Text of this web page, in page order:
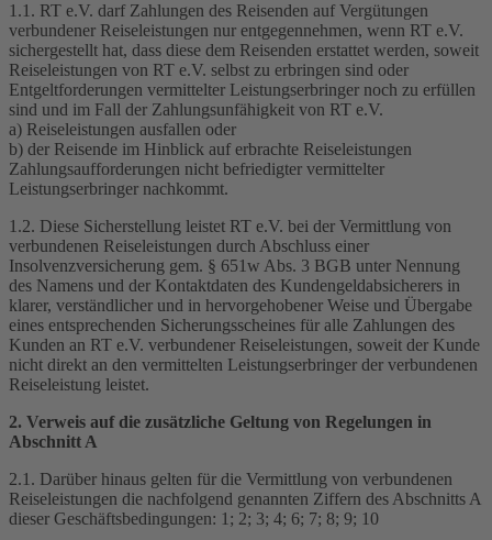
1.1. RT e.V. darf Zahlungen des Reisenden auf Vergütungen
verbundener Reiseleistungen nur entgegennehmen, wenn RT e.V.
sichergestellt hat, dass diese dem Reisenden erstattet werden, soweit
Reiseleistungen von RT e.V. selbst zu erbringen sind oder
Entgeltforderungen vermittelter Leistungserbringer noch zu erfüllen
sind und im Fall der Zahlungsunfähigkeit von RT e.V.
a) Reiseleistungen ausfallen oder
b) der Reisende im Hinblick auf erbrachte Reiseleistungen
Zahlungsaufforderungen nicht befriedigter vermittelter
Leistungserbringer nachkommt.
1.2. Diese Sicherstellung leistet RT e.V. bei der Vermittlung von
verbundenen Reiseleistungen durch Abschluss einer
Insolvenzversicherung gem. § 651w Abs. 3 BGB unter Nennung
des Namens und der Kontaktdaten des Kundengeldabsicherers in
klarer, verständlicher und in hervorgehobener Weise und Übergabe
eines entsprechenden Sicherungsscheines für alle Zahlungen des
Kunden an RT e.V. verbundener Reiseleistungen, soweit der Kunde
nicht direkt an den vermittelten Leistungserbringer der verbundenen
Reiseleistung leistet.
2. Verweis auf die zusätzliche Geltung von Regelungen in
Abschnitt A
2.1. Darüber hinaus gelten für die Vermittlung von verbundenen
Reiseleistungen die nachfolgend genannten Ziffern des Abschnitts A
dieser Geschäftsbedingungen: 1; 2; 3; 4; 6; 7; 8; 9; 10